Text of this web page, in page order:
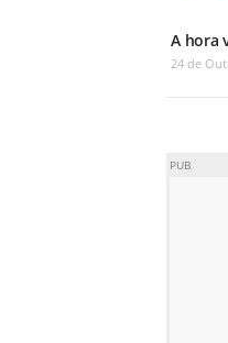
A hora
24 de
PUB